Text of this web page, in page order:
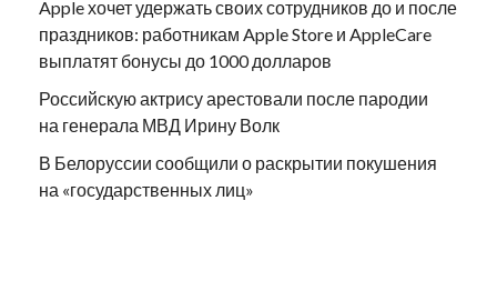
Apple хочет удержать своих сотрудников до и после
праздников: работникам Apple Store и AppleCare
выплатят бонусы до 1000 долларов
Российскую актрису арестовали после пародии
на генерала МВД Ирину Волк
В Белоруссии сообщили о раскрытии покушения
на «государственных лиц»